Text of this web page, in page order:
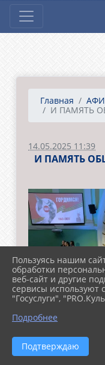
Главная
И ПАМЯТЬ
14.05.2025 11:39
И ПАМЯТЬ
Пользуясь нашим
обработки
веб-сайт и другие
сервисы используют
"Госуслуги",
Подробнее
Подтверждаю